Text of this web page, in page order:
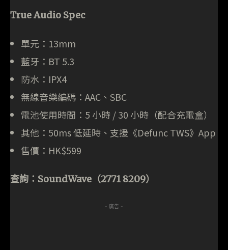
True Audio Spec
單元：13mm
藍牙：BT 5.3
防水：IPX4
無線音樂編碼：AAC、SBC
電池使用時間：5 小時 / 30 小時（配合充電盒）
其他：50ms 低延時、支援《Defunc TWS》App
售價：HK$599
查詢：SoundWave（2771 8209）
- 廣告 -